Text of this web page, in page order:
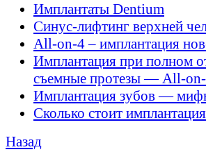
Имплантаты Dentium
Синус-лифтинг верхней
All-on-4 – имплантация
Имплантация при полном
съемные протезы — All-
Имплантация зубов —
Сколько стоит
Назад